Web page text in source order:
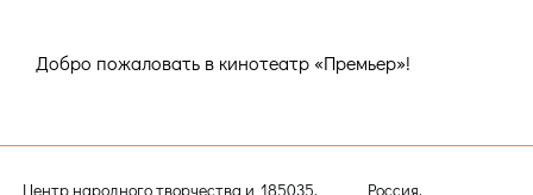
Добро пожаловать в кинотеатр «Премьер»!
Центр народного творчества и 185035, Россия,